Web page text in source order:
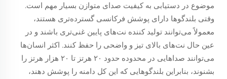
موضوع در دستیابی به کیفیت صدای متوازن بسیار مهم است.
وقتی بلندگوها دارای پوشش فرکانسی گسترده‌تری هستند،
معمولاً می‌توانند تولید کننده نت‌های پایین غنی‌تری باشند و در
عین حال نت‌های بالای تیز و واضحی را حفظ کنند. اکثر انسان‌ها
می‌توانند صداهایی در محدوده حدود ۲۰ هرتز تا ۲۰ هزار هرتز را
بشنوند، بنابراین بلندگوهایی که این کل دامنه را پوشش دهند،